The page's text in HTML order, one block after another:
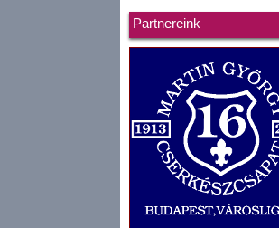
Partnereink